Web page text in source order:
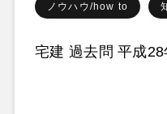
ノウハウ/how to
宅建 過去問 平成28